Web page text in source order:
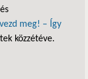
meg! – Így
közzétéve.